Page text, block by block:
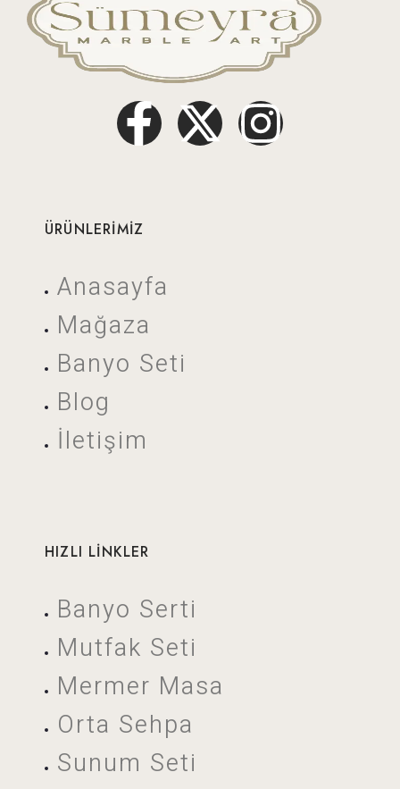
ÜRÜNLERİMİZ
Anasayfa
Mağaza
Banyo Seti
Blog
İletişim
HIZLI LİNKLER
Banyo Serti
Mutfak Seti
Mermer Masa
Orta Sehpa
Sunum Seti